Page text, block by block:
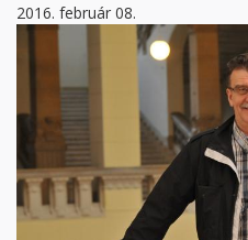
2016. február 08.